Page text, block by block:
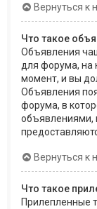
Вернуться к
Что такое
Объявления
для форума, на
момент, и вы
Объявления
форума, в
объявлениями,
Вернуться к
Что такое
Прилепленные